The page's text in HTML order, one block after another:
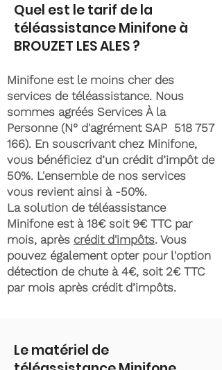
Quel est le tarif de la
téléassistance Minifone à
BROUZET LES ALES ?
Minifone est le moins cher des
services de téléassistance. Nous
sommes agréés Services À la
Personne (N° d'agrément SAP 518 757
166). En souscrivant chez Minifone,
vous bénéficiez d’un crédit d’impôt de
50%. L'ensemble de nos services
vous revient ainsi à -50%.
La solution de téléassistance
Minifone est à 18€ soit 9€ TTC par
mois, après crédit d'impôts. Vous
pouvez également opter pour l'option
détection de chute à 4€, soit 2€ TTC
par mois après crédit d’impôts.
Le matériel de